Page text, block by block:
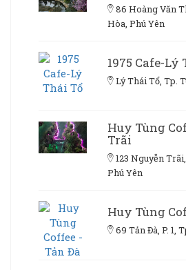
86 Hoàng Văn
Hòa, Phú Yên
1975 Cafe-Lý
Lý Thái Tổ, Tp.
Huy Tùng
Trãi
123 Nguyễn
Phú Yên
Huy Tùng
69 Tản Đà, P. 1,